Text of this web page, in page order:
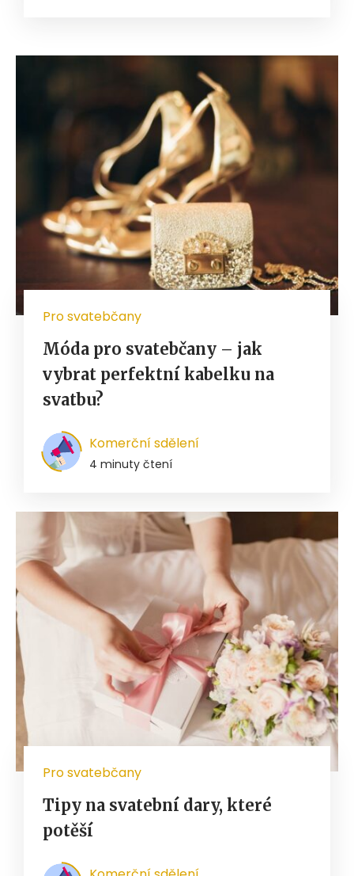
Pro svatebčany
Móda pro svatebčany – jak
vybrat perfektní kabelku na
svatbu?
Komerční sdělení
4 minuty čtení
Pro svatebčany
Tipy na svatební dary, které
potěší